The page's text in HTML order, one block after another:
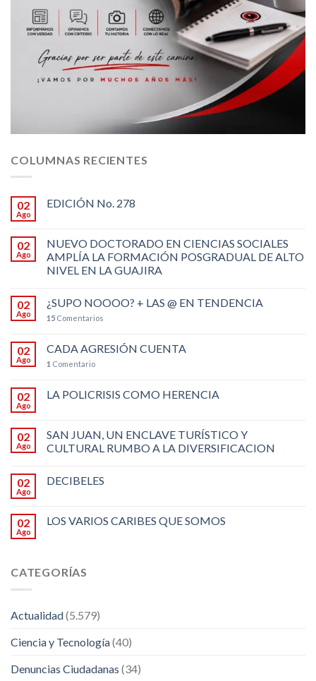
COLUMNAS RECIENTES
02
Ago
EDICIÓN No. 278
02
Ago
NUEVO DOCTORADO EN CIENCIAS SOCIALES
AMPLÍA LA FORMACIÓN POSGRADUAL DE ALTO
NIVEL EN LA GUAJIRA
02
Ago
¿SUPO NOOOO? + LAS @ EN TENDENCIA
15 Comentarios
02
Ago
CADA AGRESIÓN CUENTA
1 Comentario
02
Ago
LA POLICRISIS COMO HERENCIA
02
Ago
SAN JUAN, UN ENCLAVE TURÍSTICO Y
CULTURAL RUMBO A LA DIVERSIFICACION
02
Ago
DECIBELES
02
Ago
LOS VARIOS CARIBES QUE SOMOS
CATEGORÍAS
Actualidad(5.579)
Ciencia y Tecnología(40)
Denuncias Ciudadanas (34)